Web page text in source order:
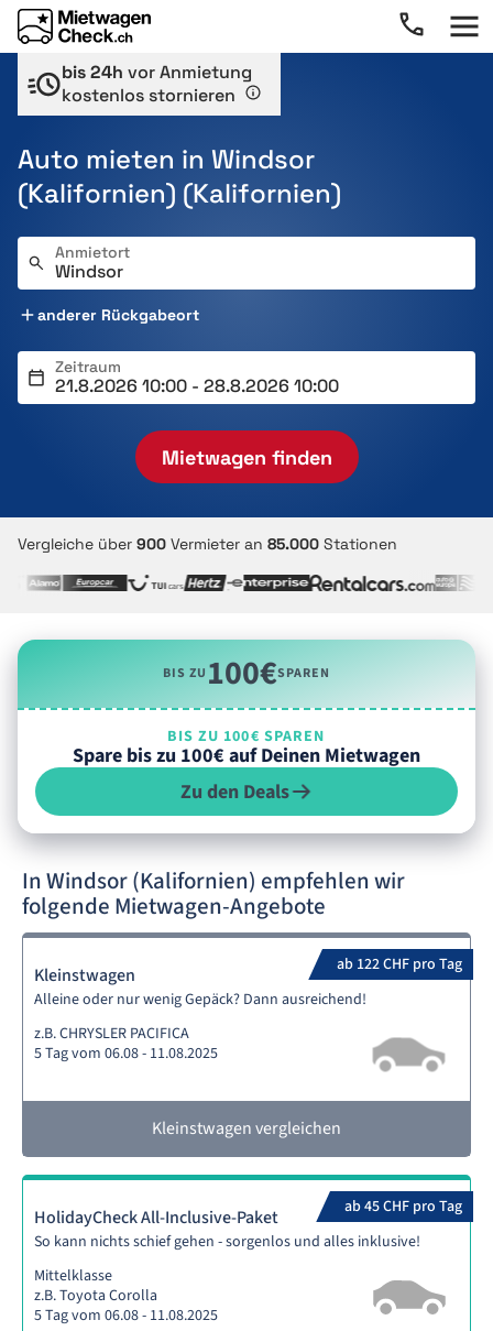
bis 24h vor Anmietung
kostenlos stornieren
Auto mieten in Windsor
(Kalifornien) (Kalifornien)
Anmietort
anderer Rückgabeort
Zeitraum
Mietwagen finden
Vergleiche über 900 Vermieter an 85.000 Stationen
BIS ZU100€SPAREN
BIS ZU 100€ SPAREN
Spare bis zu 100€ auf Deinen Mietwagen
Zu den Deals
In Windsor (Kalifornien) empfehlen wir
folgende Mietwagen-Angebote
ab 122 CHF pro Tag
Kleinstwagen
Alleine oder nur wenig Gepäck? Dann ausreichend!
z.B. CHRYSLER PACIFICA
5 Tag vom 06.08 - 11.08.2025
Kleinstwagen vergleichen
ab 45 CHF pro Tag
HolidayCheck All-Inclusive-Paket
So kann nichts schief gehen - sorgenlos und alles inklusive!
Mittelklasse
z.B. Toyota Corolla
5 Tag vom 06.08 - 11.08.2025